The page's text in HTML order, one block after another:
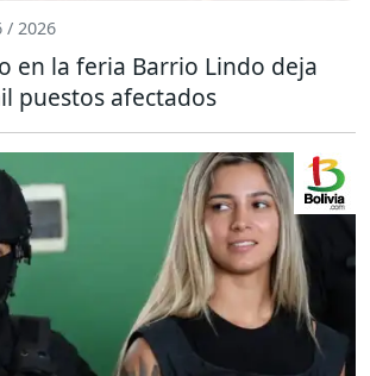
/ 2026
en la feria Barrio Lindo deja
puestos afectados